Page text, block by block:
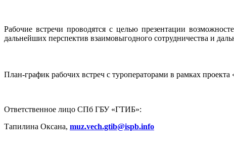
Рабочие встречи проводятся с целью презентации
дальнейших перспектив взаимовыгодного сотрудничества и
План-график рабочих встреч с туроператорами в рамках проекта
Ответственное лицо СПб ГБУ «ГТИБ»:
Тапилина Оксана, muz.vech.gtib@ispb.info